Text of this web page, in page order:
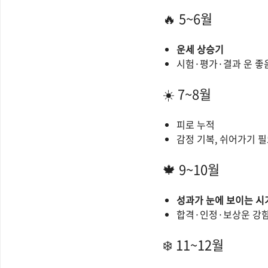
🔥 5~6월
운세 상승기
시험·평가·결과 운 좋
☀️ 7~8월
피로 누적
감정 기복, 쉬어가기
🍁 9~10월
성과가 눈에 보이는 시
합격·인정·보상운 강
❄️ 11~12월